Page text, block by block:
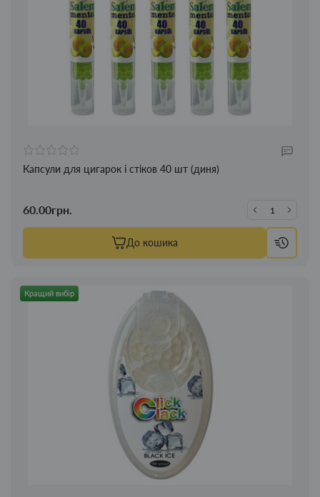
Капсули для цигарок і стіков 40 шт (диня)
60.00грн.
До кошика
Кращий вибір